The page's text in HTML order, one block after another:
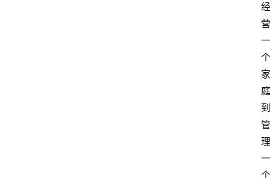
经
营
一
个
家
庭
到
管
理
一
个